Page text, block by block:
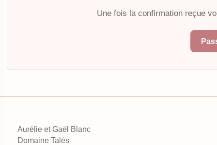
Une fois la confirmation reçue
Aurélie et Gaël Blanc
Domaine Talès